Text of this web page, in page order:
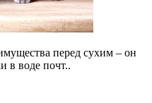
перед сухим – он
в воде почт..